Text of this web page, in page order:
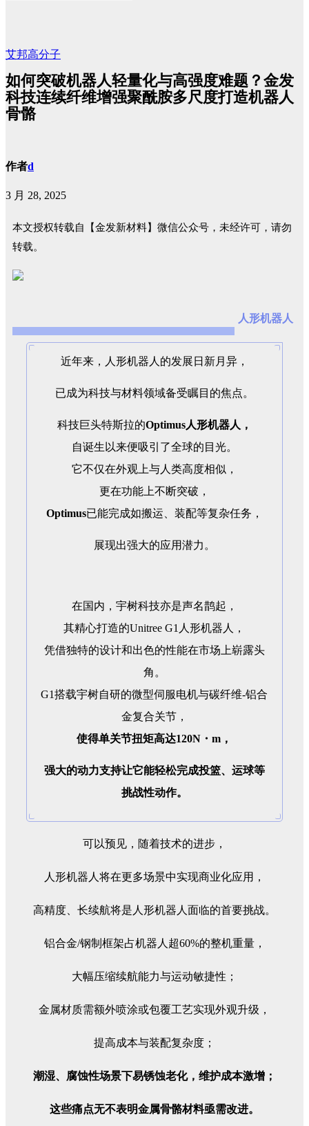
艾邦高分子
如何突破机器人轻量化与高强度难题？金发
科技连续纤维增强聚酰胺多尺度打造机器人
骨骼
作者d
3 月 28, 2025
本文授权转载自【金发新材料】微信公众号，未经许可，请勿
转载。
人形机器人
近年来，人形机器人的发展日新月异，
已成为科技与材料领域备受瞩目的焦点。
科技巨头特斯拉的Optimus人形机器人，
自诞生以来便吸引了全球的目光。
它不仅在外观上与人类高度相似，
更在功能上不断突破，
Optimus已能完成如搬运、装配等复杂任务，
展现出强大的应用潜力。
在国内，宇树科技亦是声名鹊起，
其精心打造的Unitree G1人形机器人，
凭借独特的设计和出色的性能在市场上崭露头
角。
G1搭载宇树自研的微型伺服电机与碳纤维-铝合
金复合关节，
使得单关节扭矩高达120N・m，
强大的动力支持让它能轻松完成投篮、运球等
挑战性动作。
可以预见，随着技术的进步，
人形机器人将在更多场景中实现商业化应用，
高精度、长续航将是人形机器人面临的首要挑战。
铝合金/钢制框架占机器人超60%的整机重量，
大幅压缩续航能力与运动敏捷性；
金属材质需额外喷涂或包覆工艺实现外观升级，
提高成本与装配复杂度；
潮湿、腐蚀性场景下易锈蚀老化，维护成本激增；
这些痛点无不表明金属骨骼材料亟需改进。